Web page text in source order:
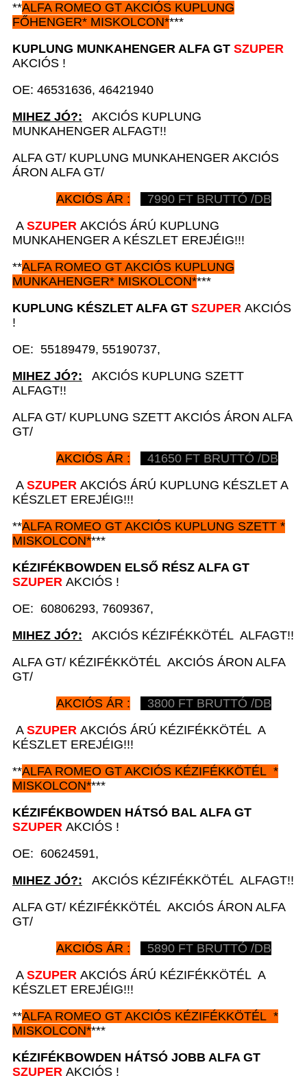
**ALFA ROMEO GT AKCIÓS KUPLUNG
FŐHENGER* MISKOLCON****
KUPLUNG MUNKAHENGER ALFA GT SZUPER
AKCIÓS !
OE: 46531636, 46421940
MIHEZ JÓ?: AKCIÓS KUPLUNG
MUNKAHENGER ALFAGT!!
ALFA GT/ KUPLUNG MUNKAHENGER AKCIÓS
ÁRON ALFA GT/
AKCIÓS ÁR :
7990 FT BRUTTÓ /DB
A SZUPER AKCIÓS ÁRÚ KUPLUNG
MUNKAHENGER A KÉSZLET EREJÉIG!!!
**ALFA ROMEO GT AKCIÓS KUPLUNG
MUNKAHENGER* MISKOLCON****
KUPLUNG KÉSZLET ALFA GT SZUPER AKCIÓS
!
OE: 55189479, 55190737,
MIHEZ JÓ?: AKCIÓS KUPLUNG SZETT
ALFAGT!!
ALFA GT/ KUPLUNG SZETT AKCIÓS ÁRON ALFA
GT/
AKCIÓS ÁR :
41650 FT BRUTTÓ /DB
A SZUPER AKCIÓS ÁRÚ KUPLUNG KÉSZLET A
KÉSZLET EREJÉIG!!!
**ALFA ROMEO GT AKCIÓS KUPLUNG SZETT *
MISKOLCON****
KÉZIFÉKBOWDEN ELSŐ RÉSZ ALFA GT
SZUPER AKCIÓS !
OE: 60806293, 7609367,
MIHEZ JÓ?: AKCIÓS KÉZIFÉKKÖTÉL ALFAGT!!
ALFA GT/ KÉZIFÉKKÖTÉL AKCIÓS ÁRON ALFA
GT/
AKCIÓS ÁR :
3800 FT BRUTTÓ /DB
A SZUPER AKCIÓS ÁRÚ KÉZIFÉKKÖTÉL A
KÉSZLET EREJÉIG!!!
**ALFA ROMEO GT AKCIÓS KÉZIFÉKKÖTÉL *
MISKOLCON****
KÉZIFÉKBOWDEN HÁTSÓ BAL ALFA GT
SZUPER AKCIÓS !
OE: 60624591,
MIHEZ JÓ?: AKCIÓS KÉZIFÉKKÖTÉL ALFAGT!!
ALFA GT/ KÉZIFÉKKÖTÉL AKCIÓS ÁRON ALFA
GT/
AKCIÓS ÁR :
5890 FT BRUTTÓ /DB
A SZUPER AKCIÓS ÁRÚ KÉZIFÉKKÖTÉL A
KÉSZLET EREJÉIG!!!
**ALFA ROMEO GT AKCIÓS KÉZIFÉKKÖTÉL *
MISKOLCON****
KÉZIFÉKBOWDEN HÁTSÓ JOBB ALFA GT
SZUPER AKCIÓS !